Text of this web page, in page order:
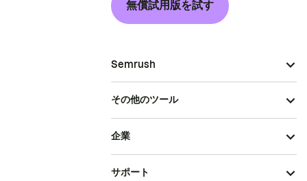
無償試用版を試す
Semrush
その他のツール
企業
サポート